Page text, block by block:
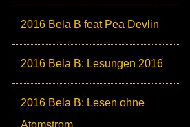
2016 Bela B feat Pea Devlin
2016 Bela B: Lesungen 2016
2016 Bela B: Lesen ohne
Atomstrom